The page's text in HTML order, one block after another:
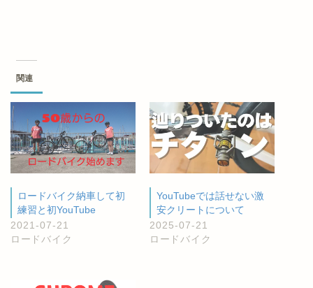
関連
ロードバイク納車して初
練習と初YouTube
2021-07-21
ロードバイク
YouTubeでは話せない激
安クリートについて
2025-07-21
ロードバイク